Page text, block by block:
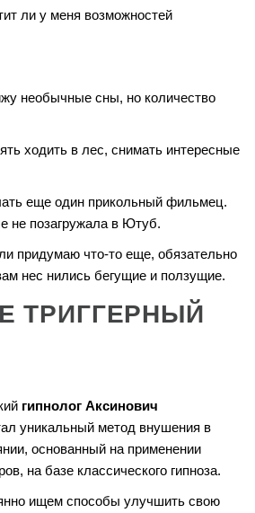
ли у меня возможностей
необычные сны, но количество
ходить в лес, снимать интересные
еще один прикольный фильмец.
не позагружала в Ютуб.
придумаю что-то еще, обязательно
нес нились бегущие и ползущие.
ТРИГГЕРНЫЙ
гипнолог Аксинович
уникальный метод внушения в
основанный на применении
на базе классического гипноза.
ищем способы улучшить свою